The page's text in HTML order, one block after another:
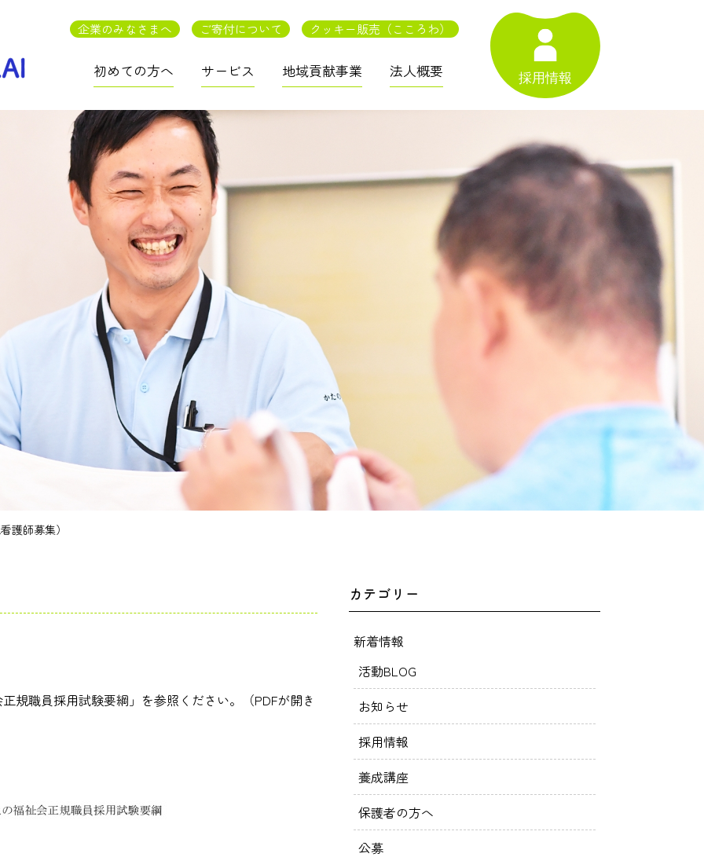
企業のみなさまへ ご寄付について クッキー販売（こころわ）
初めての方へ サービス 地域貢献事業 法人概要
護師募集）
規職員採用試験要綱」を参照ください。（PDFが開き
カテゴリー
新着情報
活動BLOG
お知らせ
採用情報
養成講座
保護者の方へ
公募